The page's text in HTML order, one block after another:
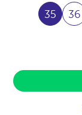
35 36